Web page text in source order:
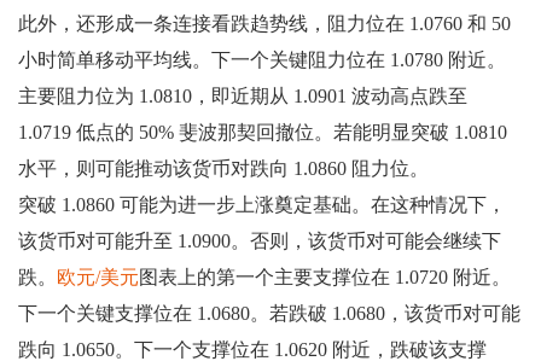
此外，还形成一条连接看跌趋势线，阻力位在 1.0760 和 50
小时简单移动平均线。下一个关键阻力位在 1.0780 附近。
主要阻力位为 1.0810，即近期从 1.0901 波动高点跌至
1.0719 低点的 50% 斐波那契回撤位。若能明显突破 1.0810
水平，则可能推动该货币对跌向 1.0860 阻力位。
突破 1.0860 可能为进一步上涨奠定基础。在这种情况下，
该货币对可能升至 1.0900。否则，该货币对可能会继续下
跌。 欧元/美元图表上的第一个主要支撑位在 1.0720 附近。
下一个关键支撑位在 1.0680。若跌破 1.0680，该货币对可能
跌向 1.0650。下一个支撑位在 1.0620 附近，跌破该支撑